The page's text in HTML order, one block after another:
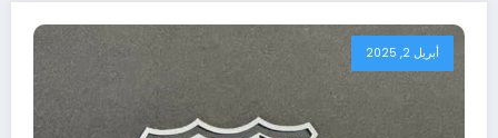
أبريل 2, 2025